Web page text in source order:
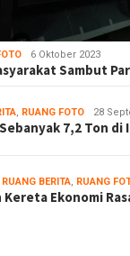
6 Oktober 2023
Sambut
, RUANG FOTO 28
7,2 Ton
RUANG BERITA, RUANG
Kereta Ekonomi